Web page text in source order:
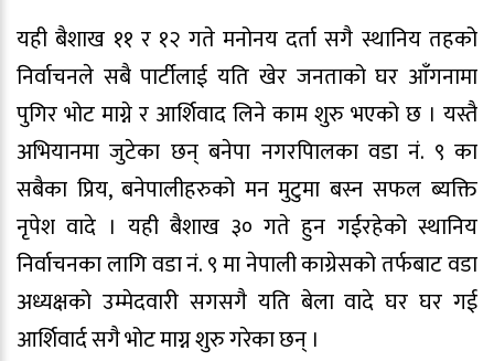
यही बैशाख ११ र १२ गते मनोनय दर्ता सगै स्थानिय तहको
निर्वाचनले सबै पार्टीलाई यति खेर जनताको घर आँगनामा
पुगिर भोट माग्ने र आर्शिवाद लिने काम शुरु भएको छ । यस्तै
अभियानमा जुटेका छन् बनेपा नगरपािलका वडा नं. ९ का
सबैका प्रिय, बनेपालीहरुको मन मुटुमा बस्न सफल ब्यक्ति
नृपेश वादे । यही बैशाख ३० गते हुन गईरहेको स्थानिय
निर्वाचनका लागि वडा नं. ९ मा नेपाली काग्रेसको तर्फबाट वडा
अध्यक्षको उम्मेदवारी सगसगै यति बेला वादे घर घर गई
आर्शिवार्द सगै भोट माग्न शुरु गरेका छन् ।